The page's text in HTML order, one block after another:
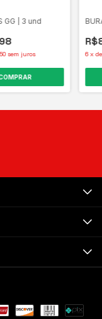
GG | 3 und
sem juros 6 x